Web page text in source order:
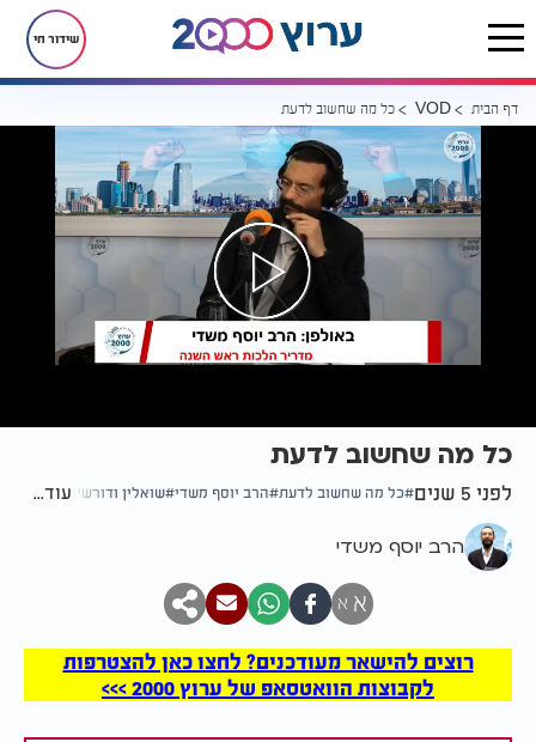
שידור חי
דף הבית VOD כל מה שחשוב לדעת
כל מה שחשוב לדעת
לפני 5 שנים כל מה שחשוב לדעת הרב יוסף משדי שואלין ודורשין עוד...
הרב יוסף משדי
א א
רוצים להישאר מעודכנים? לחצו כאן להצטרפות
לקבוצות הוואטסאפ של ערוץ 2000 >>>